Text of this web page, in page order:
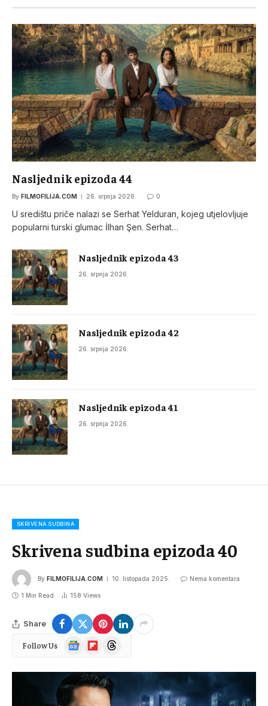
Nasljednik epizoda 44
By FILMOFILIJA.COM 26. srpnja 2026. 0
U središtu priče nalazi se Serhat Yelduran, kojeg utjelovljuje
popularni turski glumac İlhan Şen. Serhat…
Nasljednik epizoda 43
26. srpnja 2026.
Nasljednik epizoda 42
26. srpnja 2026.
Nasljednik epizoda 41
26. srpnja 2026.
SKRIVENA SUDBINA
Skrivena sudbina epizoda 40
By FILMOFILIJA.COM 10. listopada 2025. Nema komentara
1 Min Read 158 Views
Share
Follow Us
Google
News
FlipboardThreads